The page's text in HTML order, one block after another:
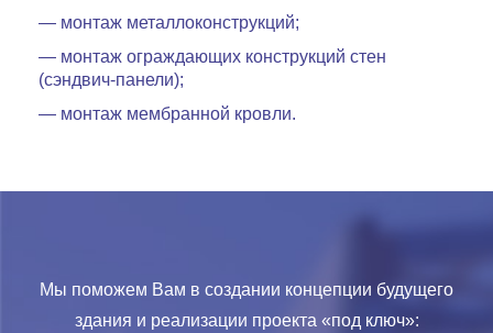
— монтаж металлоконструкций;
— монтаж ограждающих конструкций стен
(сэндвич-панели);
— монтаж мембранной кровли.
Мы поможем Вам в создании концепции будущего
здания и реализации проекта «под ключ»: